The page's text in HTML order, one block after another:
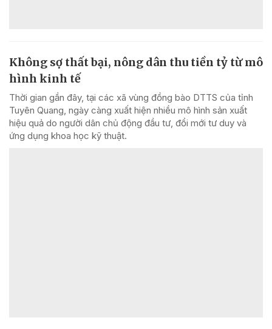
Không sợ thất bại, nông dân thu tiền tỷ từ mô
hình kinh tế
Thời gian gần đây, tại các xã vùng đồng bào DTTS của tỉnh
Tuyên Quang, ngày càng xuất hiện nhiều mô hình sản xuất
hiệu quả do người dân chủ động đầu tư, đổi mới tư duy và
ứng dụng khoa học kỹ thuật.